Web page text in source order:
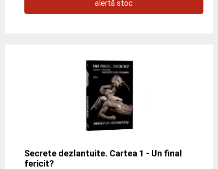
alertă stoc
Secrete dezlantuite. Cartea 1 - Un final
fericit?